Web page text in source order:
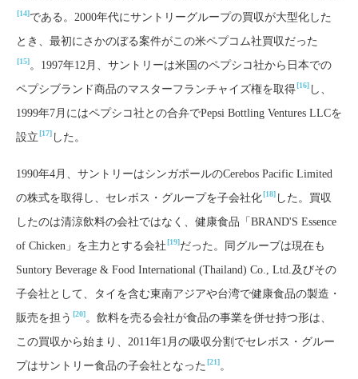
[14]である。2000年代にサントリーグループの買収が大型化した
とき、最初にさかのぼる案件がこの米ペプコム社買収だった
[15]。1997年12月、サントリーは米国のペプシコ社から日本での
ペプシブランド商品のマスターフランチャイズ権を取得[16] し、
1999年7月にはペプシコ社との合弁でPepsi Bottling Ventures LLCを
設立[17] した。
1990年4月、サントリーはシンガポールのCerebos Pacific Limited
の株式を取得し、セレボス・グループを子会社化[18] した。買収
したのは清涼飲料の会社ではなく、健康食品「BRAND'S Essence
of Chicken」を主力とする会社[19]だった。同グループは現在も
Suntory Beverage & Food International (Thailand) Co., Ltd.及びその
子会社として、タイを含む東南アジアや台湾で健康食品の製造・
販売を担う [20]。飲料を売る会社が食品の事業を併せ持つ形は、
この買収から始まり、2011年1月の吸収分割でセレボス・グルー
プはサントリー食品の子会社となった [21]。